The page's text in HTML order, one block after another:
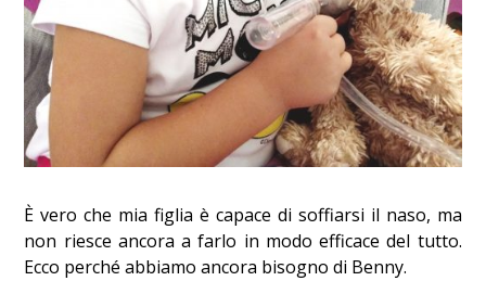
È vero che mia figlia è capace di soffiarsi il naso, ma
non riesce ancora a farlo in modo efficace del tutto.
Ecco perché abbiamo ancora bisogno di Benny.